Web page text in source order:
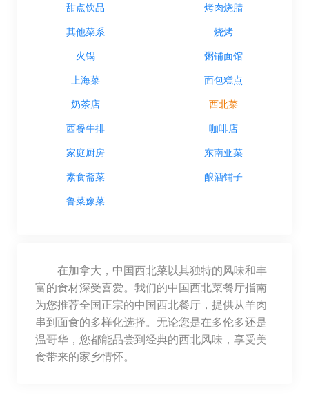
甜点饮品 烤肉烧腊
其他菜系 烧烤
火锅 粥铺面馆
上海菜 面包糕点
奶茶店 西北菜
西餐牛排 咖啡店
家庭厨房 东南亚菜
素食斋菜 酿酒铺子
鲁菜豫菜
在加拿大，中国西北菜以其独特的风味和丰
富的食材深受喜爱。我们的中国西北菜餐厅指南
为您推荐全国正宗的中国西北餐厅，提供从羊肉
串到面食的多样化选择。无论您是在多伦多还是
温哥华，您都能品尝到经典的西北风味，享受美
食带来的家乡情怀。